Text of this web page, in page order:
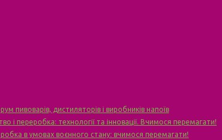
пивоварів, дистиляторів і виробників напоїв
і переробка: технології та інновації. Вчимося перемагати!
в умовах воєнного стану: вчимося перемагати!